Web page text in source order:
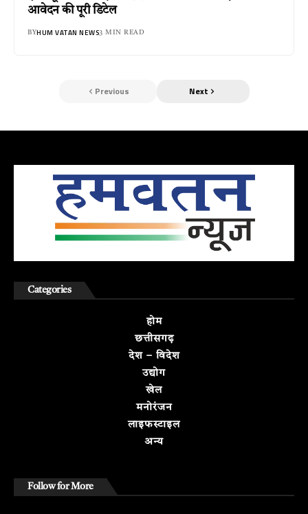
आवेदन की पूरी डिटेल
BYHUM VATAN NEWS3 MIN READ
Previous Next
Categories
होम
छत्तीसगढ़
देश – विदेश
उद्योग
खेल
मनोरंजन
लाइफस्टाइल
अन्य
Follow for More